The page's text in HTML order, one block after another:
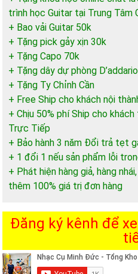
trình học Guitar tại Trung Tâm
+ Bao vải Guitar 50k
+ Tặng pick gảy xịn 30k
+ Tặng Capo 70k
+ Tặng dây dự phòng
+ Tặng Ty Chỉnh Cần
+ Free Ship cho khách nội
+ Chịu 50% phí Ship cho
Trực Tiếp
+ Bảo hành 3 năm Đổi trả tẹt
+ 1 đổi 1 nếu sản phẩm lỗi
+ Phát hiện hàng giả, hàng
thêm 100% giá trị đơn hàng
Đăng ký kênh để